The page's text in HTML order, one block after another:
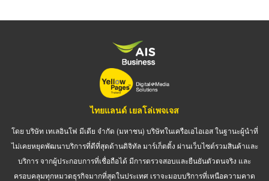
ไทยแลนด์ เยลโล่เพจเจส
โดย บริษัท เทเลอินโฟ มีเดีย จำกัด (มหาชน) บริษัทในเครือเอไอเอส ในฐานะผู้นำที่
ไม่เคยหยุดพัฒนาบริการที่ดีที่สุดด้านดิจิทัล มาร์เก็ตติ้ง ผ่านเว็บไซต์รวมสินค้าและ
บริการ จากผู้ประกอบการที่เชื่อถือได้ มีการตรวจสอบและยืนยันตัวตนจริง และ
ครอบคลุมทุกหมวดธุรกิจมากที่สุดในประเทศ เราจะมอบบริการที่เหนือความคาด